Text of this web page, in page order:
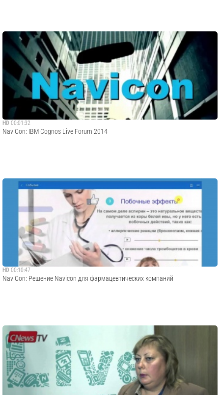
HD 00:01:32
NaviCon: IBM Cognos Live Forum 2014
HD 00:10:47
NaviCon: Решение Navicon для фармацевтических компаний